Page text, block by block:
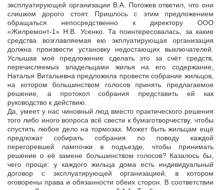
эксплуатирующей организации В.А. Погожев ответил, что они
слишком дорого стоят. Пришлось с этим предложением
обращаться непосредственно к директору ООО
«Жилремонт-1» Н.В. Усенко. Та поинтересовалась, за какие
средства возглавляемая ею экплуатирующая организация
должна произвести установку недостающих выключателей.
Услышав моё предложение сделать это за счёт средств,
перечисляемых владельцами жилья на его содержание,
Наталья Витальевна предложила провести собрание жильцов,
на котором большинством голосов принять предлагаемое
решение, а протокол собрания представить ей как
руководство к действию.
Да, умеет у нас чиновный люд вместо практического решения
того либо иного вопроса всё свести к бумаготворчеству, чтобы
спустить любое дело на тормозах. Может быть жильцам ещё
предложат собирать собрания по поводу каждой
перегоревшей лампочки в подъезде, чтобы принимать
решение о её замене большинством голосов? Казалось бы,
чего проще: у каждого жильца дома есть индивидуальный
договор с эксплуатирующей организацией, в котором
оговорены права и обязанности обеих сторон. В соответствии